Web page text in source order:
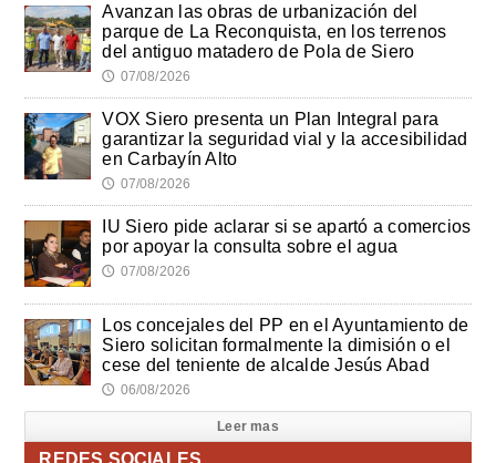
Avanzan las obras de urbanización del
parque de La Reconquista, en los terrenos
del antiguo matadero de Pola de Siero
🕔 07/08/2026
VOX Siero presenta un Plan Integral para
garantizar la seguridad vial y la accesibilidad
en Carbayín Alto
🕔 07/08/2026
IU Siero pide aclarar si se apartó a comercios
por apoyar la consulta sobre el agua
🕔 07/08/2026
Los concejales del PP en el Ayuntamiento de
Siero solicitan formalmente la dimisión o el
cese del teniente de alcalde Jesús Abad
🕔 06/08/2026
Leer mas
REDES SOCIALES